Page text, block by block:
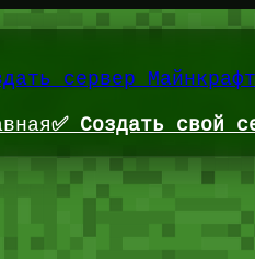
сервер
✅ Создать свой